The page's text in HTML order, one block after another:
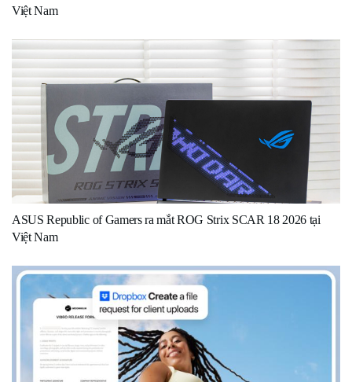
Việt Nam
ASUS Republic of Gamers ra mắt ROG Strix SCAR 18 2026 tại
Việt Nam